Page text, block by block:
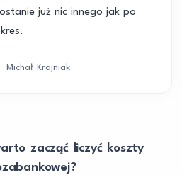
już nic innego jak po
Michał Krajniak
zacząć liczyć koszty